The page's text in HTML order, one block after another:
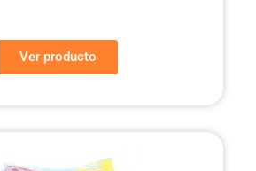
Ver producto